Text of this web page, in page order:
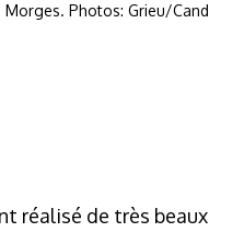
Photos: Grieu/Cand
réalisé de très beaux